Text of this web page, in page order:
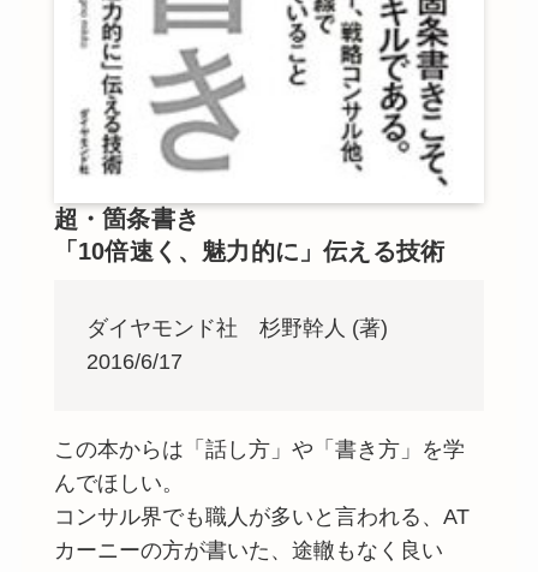
超・箇条書き
「10倍速く、魅力的に」伝える技術
ダイヤモンド社 杉野幹人 (著)
2016/6/17
この本からは「話し方」や「書き方」を学
んでほしい。
コンサル界でも職人が多いと言われる、AT
カーニーの方が書いた、途轍もなく良い